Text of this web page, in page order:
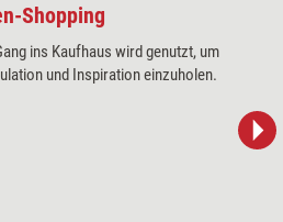
Shopping
ins Kaufhaus wird genutzt, um
und Inspiration einzuholen.